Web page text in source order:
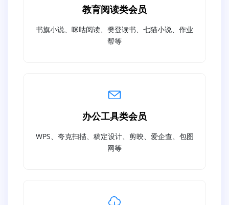
教育阅读类会员
书旗小说、咪咕阅读、樊登读书、七猫小说、作业
帮等
办公工具类会员
WPS、夸克扫描、稿定设计、剪映、爱企查、包图
网等